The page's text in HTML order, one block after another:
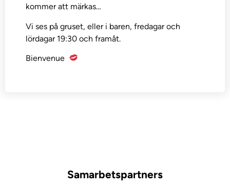
kommer att märkas…
Vi ses på gruset, eller i baren, fredagar och
lördagar 19:30 och framåt.
Bienvenue
Samarbetspartners